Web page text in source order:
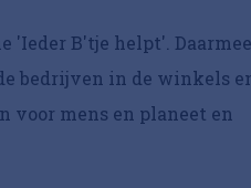
'Ieder B'tje helpt'. Daarmee
bedrijven in de winkels
mens en planeet en